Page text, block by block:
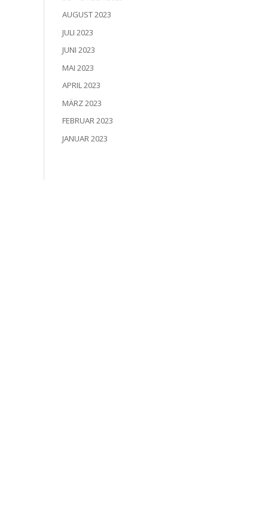
AUGUST 2023
JULI 2023
JUNI 2023
MAI 2023
APRIL 2023
MÄRZ 2023
FEBRUAR 2023
JANUAR 2023